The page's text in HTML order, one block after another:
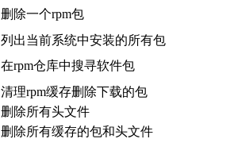
删除一个rpm包
列出当前系统中安装的所有包
在rpm仓库中搜寻软件包
清理rpm缓存删除下载的包
删除所有头文件
删除所有缓存的包和头文件